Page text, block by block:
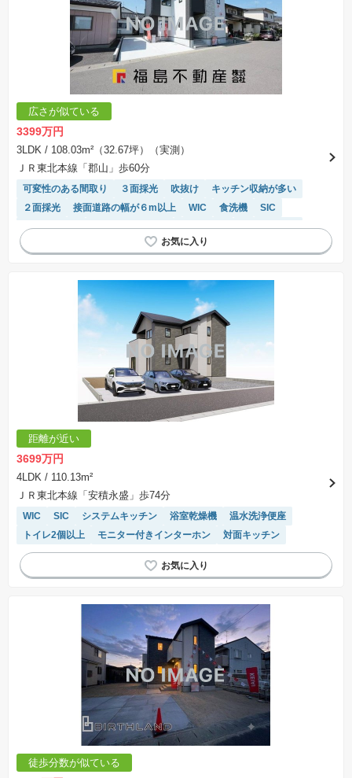
広さが似ている
3399万円
3LDK / 108.03m²（32.67坪）（実測）
ＪＲ東北本線「郡山」歩60分
可変性のある間取り ３面採光 吹抜け
キッチン収納が多い
２面採光
接面道路の幅が６m以上 WIC 食洗機
SIC
長期優良住宅
システムキッチン 浴室乾燥機
温水洗浄便座
トイレ2個以上
モニター付きインターホン
距離が近い
3699万円
4LDK / 110.13m²
ＪＲ東北本線「安積永盛」歩74分
WIC SIC システムキッチン 浴室乾燥機
温水洗浄便座
トイレ2個以上
モニター付きインターホン 対面キッチン
徒歩分数が似ている